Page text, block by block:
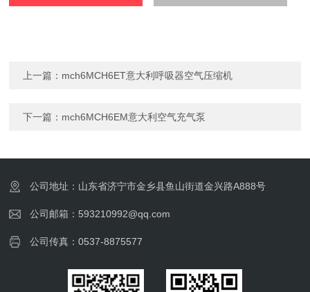
上一篇： mch6MCH6ET意大利呼吸器空气压缩机
下一篇： mch6MCH6EM意大利空气充气泵
公司地址：山东省济宁市金乡县鱼山街道金兴路A888号
公司邮箱：593210992@qq.com
公司传真：0537-8875577